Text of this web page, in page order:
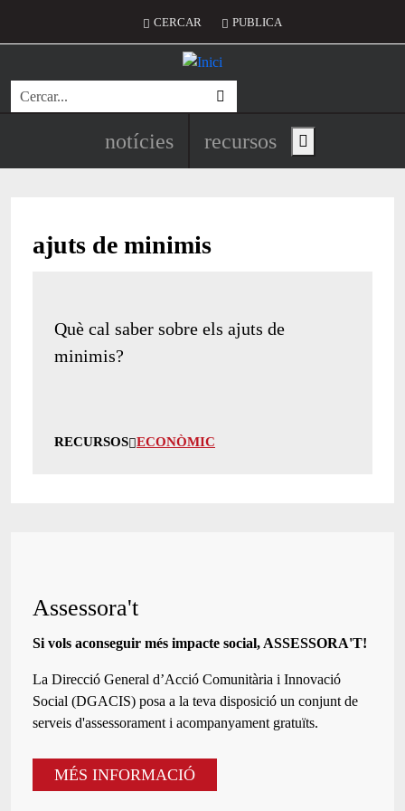
Menú del compte d'usuari
CERCAR PUBLICA
Cerca
Navegació principal de
notícies recursos Show main menu
ajuts de minimis
Què cal saber sobre els ajuts de
minimis?
RECURSOS ECONÒMIC
Assessora't
Si vols aconseguir més impacte social, ASSESSORA'T!
La Direcció General d’Acció Comunitària i Innovació
Social (DGACIS) posa a la teva disposició un conjunt de
serveis d'assessorament i acompanyament gratuïts.
MÉS INFORMACIÓ